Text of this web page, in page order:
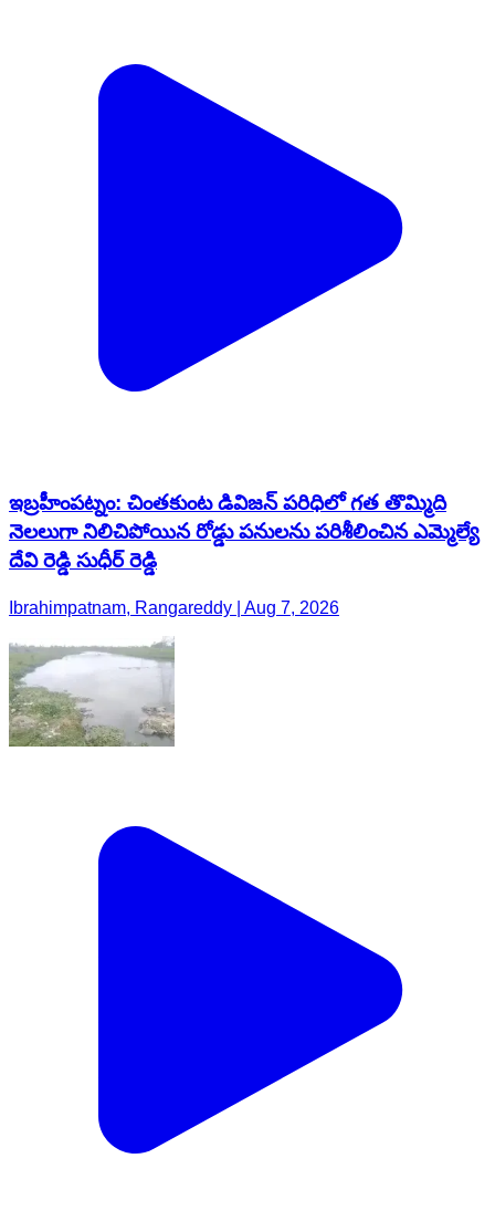
ఇబ్రహీంపట్నం: చింతకుంట డివిజన్ పరిధిలో గత తొమ్మిది
నెలలుగా నిలిచిపోయిన రోడ్డు పనులను పరిశీలించిన ఎమ్మెల్యే
దేవి రెడ్డి సుధీర్ రెడ్డి
Ibrahimpatnam, Rangareddy | Aug 7, 2026